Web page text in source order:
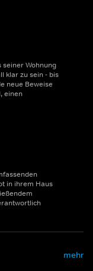
seiner Wohnung
klar zu sein - bis
neue Beweise
einen
in ihrem Haus
mehr